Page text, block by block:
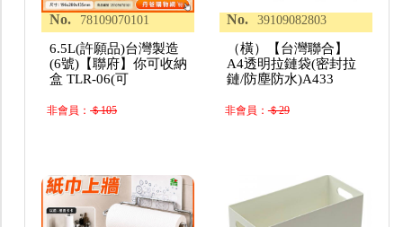
No. 78109070101
6.5L(許願品)台灣製造
(6號)【聯府】你可收納
盒 TLR-06(可
非會員：＄105
No. 39109082803
（橫）【台灣聯合】
A4透明拉鏈袋(密封拉
鏈/防塵防水)A433
非會員：＄29